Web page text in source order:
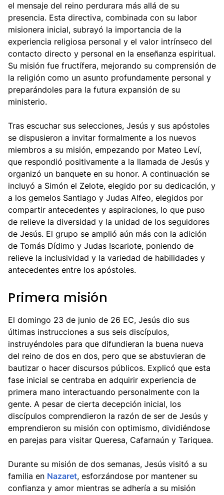
el mensaje del reino perdurara más allá de su
presencia. Esta directiva, combinada con su labor
misionera inicial, subrayó la importancia de la
experiencia religiosa personal y el valor intrínseco del
contacto directo y personal en la enseñanza espiritual.
Su misión fue fructífera, mejorando su comprensión de
la religión como un asunto profundamente personal y
preparándoles para la futura expansión de su
ministerio.
Tras escuchar sus selecciones, Jesús y sus apóstoles
se dispusieron a invitar formalmente a los nuevos
miembros a su misión, empezando por Mateo Leví,
que respondió positivamente a la llamada de Jesús y
organizó un banquete en su honor. A continuación se
incluyó a Simón el Zelote, elegido por su dedicación, y
a los gemelos Santiago y Judas Alfeo, elegidos por
compartir antecedentes y aspiraciones, lo que puso
de relieve la diversidad y la unidad de los seguidores
de Jesús. El grupo se amplió aún más con la adición
de Tomás Dídimo y Judas Iscariote, poniendo de
relieve la inclusividad y la variedad de habilidades y
antecedentes entre los apóstoles.
Primera misión
El domingo 23 de junio de 26 EC, Jesús dio sus
últimas instrucciones a sus seis discípulos,
instruyéndoles para que difundieran la buena nueva
del reino de dos en dos, pero que se abstuvieran de
bautizar o hacer discursos públicos. Explicó que esta
fase inicial se centraba en adquirir experiencia de
primera mano interactuando personalmente con la
gente. A pesar de cierta decepción inicial, los
discípulos comprendieron la razón de ser de Jesús y
emprendieron su misión con optimismo, dividiéndose
en parejas para visitar Queresa, Cafarnaún y Tariquea.
Durante su misión de dos semanas, Jesús visitó a su
familia en Nazaret, esforzándose por mantener su
confianza y amor mientras se adhería a su misión